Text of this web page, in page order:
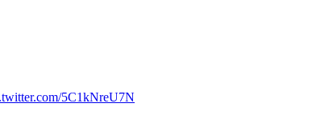
5C1kNreU7N